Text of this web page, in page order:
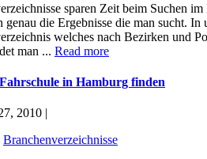
sparen Zeit beim Suchen im
genau die Ergebnisse die man sucht. In
welches nach Bezirken und
man ... Read more
in Hamburg finden
2010 |
Branchenverzeichnisse